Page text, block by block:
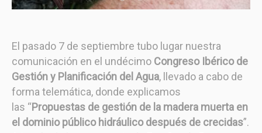
El pasado 7 de septiembre tubo lugar nuestra
comunicación en el undécimo Congreso Ibérico de
Gestión y Planificación del Agua, llevado a cabo de
forma telemática, donde explicamos
las “Propuestas de gestión de la madera muerta en
el dominio público hidráulico después de crecidas”.